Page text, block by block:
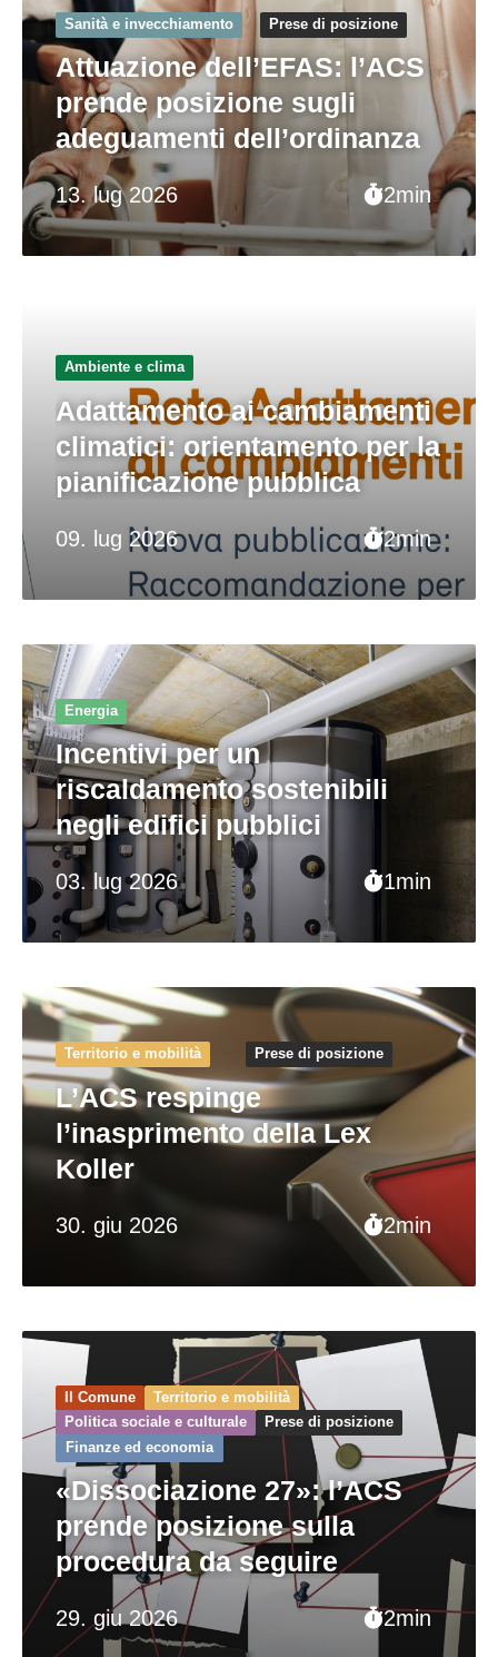
13. lug 2026 2min
Sanità e invecchiamento Prese di posizione
Attuazione dell’EFAS: l’ACS
prende posizione sugli
adeguamenti dell’ordinanza
09. lug 2026 2min
Ambiente e clima
Adattamento ai cambiamenti
climatici: orientamento per la
pianificazione pubblica
03. lug 2026 1min
Energia
Incentivi per un
riscaldamento sostenibili
negli edifici pubblici
30. giu 2026 2min
Territorio e mobilità Prese di posizione
L’ACS respinge
l’inasprimento della Lex
Koller
29. giu 2026 2min
Il Comune
Territorio e mobilità
Politica sociale e culturale
Prese di posizione
Finanze ed economia
«Dissociazione 27»: l’ACS
prende posizione sulla
procedura da seguire